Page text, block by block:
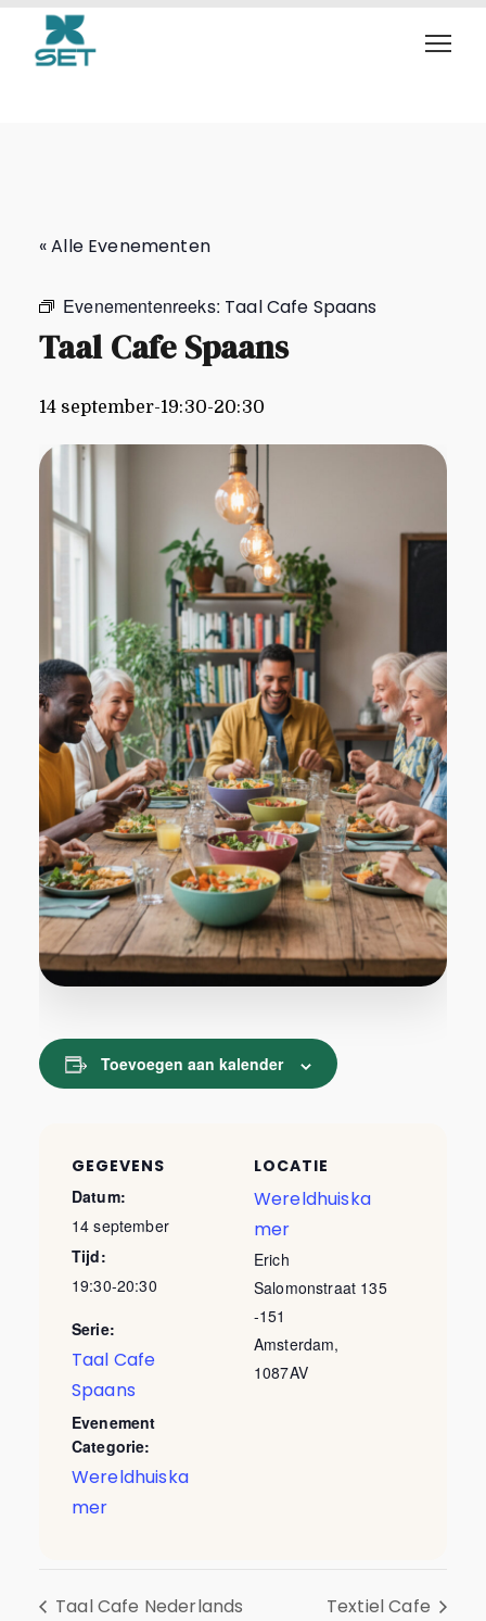
Taal Cafe Spaans
« Alle Evenementen
Evenementenreeks: Taal Cafe Spaans
Taal Cafe Spaans
14 september-19:30-20:30
Toevoegen aan kalender
GEGEVENS
Datum:
14 september
Tijd:
19:30-20:30
Serie:
Taal Cafe
Spaans
Evenement
Categorie:
Wereldhuiska
mer
LOCATIE
Wereldhuiska
mer
Erich
Salomonstraat 135
-151
Amsterdam,
1087AV
Taal Cafe Nederlands Textiel Cafe